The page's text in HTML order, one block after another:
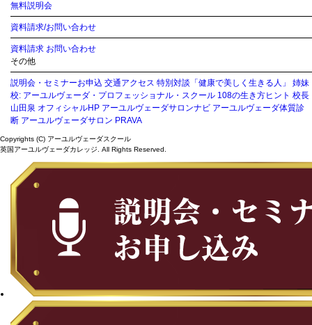
無料説明会
資料請求/お問い合わせ
資料請求 お問い合わせ
その他
説明会・セミナーお申込 交通アクセス 特別対談「健康で美しく生きる人」
姉妹
校: アーユルヴェーダ・プロフェッショナル・スクール 108の生き方ヒント 校長
山田泉 オフィシャルHP アーユルヴェーダサロンナビ アーユルヴェーダ体質診
断 アーユルヴェーダサロン PRAVA
Copyrights (C) アーユルヴェーダスクール
英国アーユルヴェーダカレッジ. All Rights Reserved.